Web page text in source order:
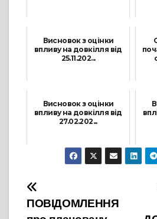
Висновок з оцінки
впливу на довкілля від
25.11.202...
Висновок з оцінки
впливу на довкілля від
27.02.202...
10 Березня, 2025
Навігація
ПОВІДОМЛЕННЯ